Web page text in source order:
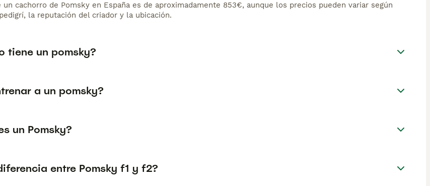
cachorro de Pomsky en España es de aproximadamente 853€, aunque los precios pueden variar según
la reputación del criador y la ubicación.
tiene un pomsky?
a un pomsky?
un Pomsky?
entre Pomsky f1 y f2?